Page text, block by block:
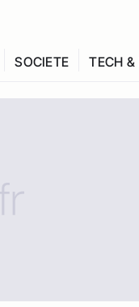
SOCIETE TECH &